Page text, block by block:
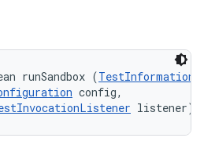
runSandbox (TestInformation
config,
listener)